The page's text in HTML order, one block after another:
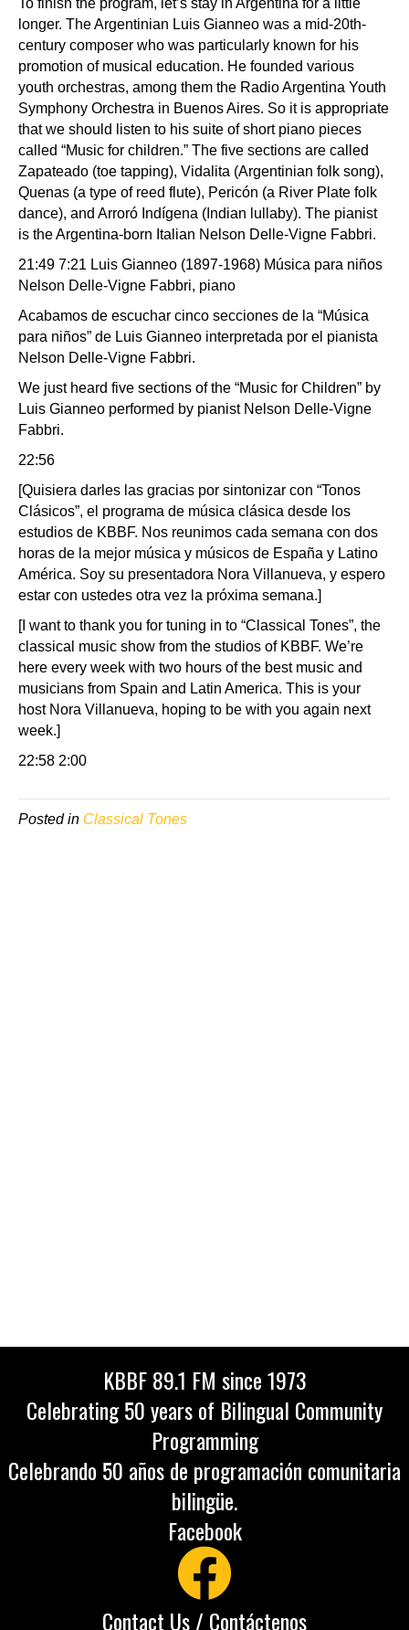
To finish the program, let’s stay in Argentina for a little
longer. The Argentinian Luis Gianneo was a mid-20th-
century composer who was particularly known for his
promotion of musical education. He founded various
youth orchestras, among them the Radio Argentina Youth
Symphony Orchestra in Buenos Aires. So it is appropriate
that we should listen to his suite of short piano pieces
called “Music for children.” The five sections are called
Zapateado (toe tapping), Vidalita (Argentinian folk song),
Quenas (a type of reed flute), Pericón (a River Plate folk
dance), and Arroró Indígena (Indian lullaby). The pianist
is the Argentina-born Italian Nelson Delle-Vigne Fabbri.
21:49 7:21 Luis Gianneo (1897-1968) Música para niños
Nelson Delle-Vigne Fabbri, piano
Acabamos de escuchar cinco secciones de la “Música
para niños” de Luis Gianneo interpretada por el pianista
Nelson Delle-Vigne Fabbri.
We just heard five sections of the “Music for Children” by
Luis Gianneo performed by pianist Nelson Delle-Vigne
Fabbri.
22:56
[Quisiera darles las gracias por sintonizar con “Tonos
Clásicos”, el programa de música clásica desde los
estudios de KBBF. Nos reunimos cada semana con dos
horas de la mejor música y músicos de España y Latino
América. Soy su presentadora Nora Villanueva, y espero
estar con ustedes otra vez la próxima semana.]
[I want to thank you for tuning in to “Classical Tones”, the
classical music show from the studios of KBBF. We’re
here every week with two hours of the best music and
musicians from Spain and Latin America. This is your
host Nora Villanueva, hoping to be with you again next
week.]
22:58 2:00
Posted in Classical Tones
KBBF 89.1 FM since 1973
Celebrating 50 years of Bilingual Community
Programming
Celebrando 50 años de programación comunitaria
bilingüe.
Facebook
Contact Us / Contáctenos